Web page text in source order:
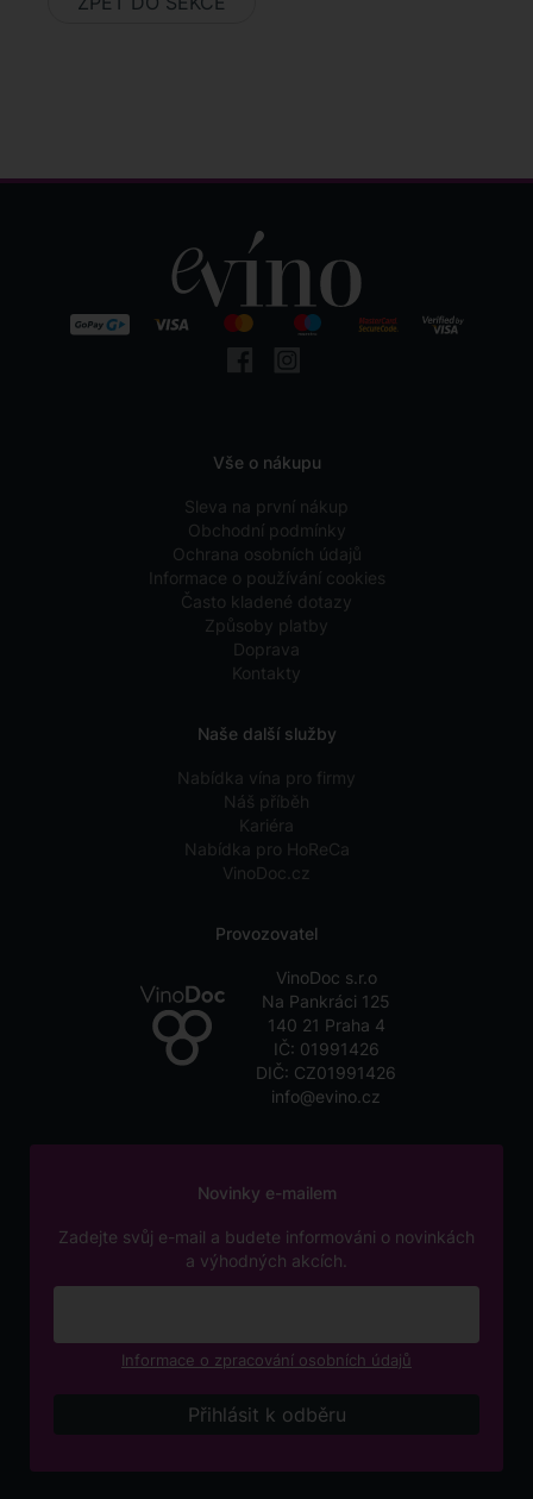
Vše o nákupu
Sleva na první nákup
Obchodní podmínky
Ochrana osobních údajů
Informace o používání cookies
Často kladené dotazy
Způsoby platby
Doprava
Kontakty
Naše další služby
Nabídka vína pro firmy
Náš příběh
Kariéra
Nabídka pro HoReCa
VinoDoc.cz
Provozovatel
VinoDoc s.r.o
Na Pankráci 125
140 21 Praha 4
IČ: 01991426
DIČ: CZ01991426
info@evino.cz
Novinky e-mailem
Zadejte svůj e-mail a budete informováni o novinkách
a výhodných akcích.
Informace o zpracování osobních údajů